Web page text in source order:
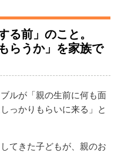
前」のこと。
らうか」を家族で
ルが「親の生前に何も面
っかりもらいに来る」と
てきた子どもが、親のお